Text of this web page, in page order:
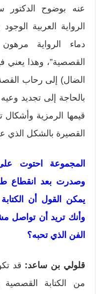
عنه بوضوح الدكتور
الرواية العربية
دماء الرواية
القصصية”، وهذا يعني
الضال) إلى رحاب
بالحاجة إلى تجديد وعيه
قيمها الرمزية
القصيرة بالشكل الذي
المجموعة احتوت
وصدرت بعد انقطاع
يمكن القول أن
وأنك تريد أن تواصل
الفن الذي تحبه؟
قلولي بن ساعد: قد
من الكتابة